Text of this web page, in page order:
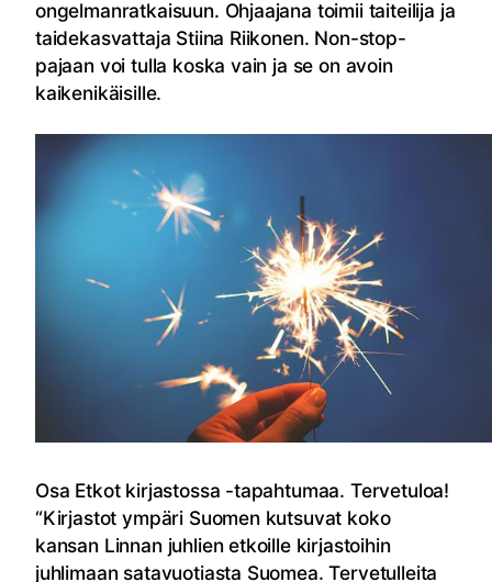
ongelmanratkaisuun. Ohjaajana toimii taiteilija ja
taidekasvattaja Stiina Riikonen. Non-stop-
pajaan voi tulla koska vain ja se on avoin
kaikenikäisille.
Osa Etkot kirjastossa -tapahtumaa. Tervetuloa!
“Kirjastot ympäri Suomen kutsuvat koko
kansan Linnan juhlien etkoille kirjastoihin
juhlimaan satavuotiasta Suomea. Tervetulleita